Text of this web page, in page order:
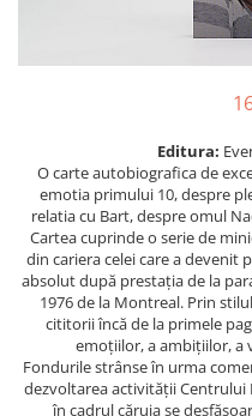
Filosofie
Istorie
Istorie/Critica
Jurnale/Memorii
Manuale scolare/Cursuri
Medicină
Poezie
Politică/Geopolitică
Editura:
O carte autobiografica de
emotia primului 10, despre
relatia cu Bart, despre omul
Cartea cuprinde o serie de
din cariera celei care a devenit
absolut după prestaţia de la
1976 de la Montreal. Prin
cititorii încă de la primele
emoțiilor, a ambițiilor, a
Fondurile strânse în urma
dezvoltarea activității Centrului
în cadrul căruia se